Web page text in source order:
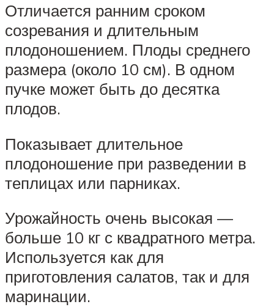
Отличается ранним сроком
созревания и длительным
плодоношением. Плоды среднего
размера (около 10 см). В одном
пучке может быть до десятка
плодов.
Показывает длительное
плодоношение при разведении в
теплицах или парниках.
Урожайность очень высокая —
больше 10 кг с квадратного метра.
Используется как для
приготовления салатов, так и для
маринации.